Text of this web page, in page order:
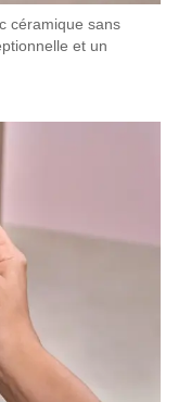
céramique sans
et un